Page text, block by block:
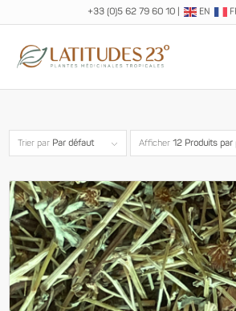
+33 (0)5 62 79 60 10| EN
Trier par Par défaut Afficher12 Produits par